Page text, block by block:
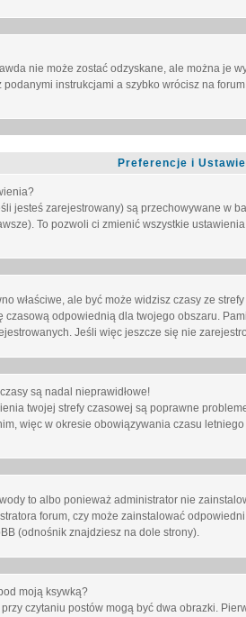
nie może zostać odzyskane, ale można je
podanymi instrukcjami a szybko wrócisz na forum
Preferencje i
jesteś zarejestrowany) są przechowywane w
To pozwoli ci zmienić wszystkie
właściwe, ale być może widzisz czasy ze
czasową odpowiednią dla twojego obszaru.
Jeśli więc jeszcze się nie
są nadal nieprawidłowe!
twojej strefy czasowej są poprawne
więc w okresie obowiązywania czasu
to albo ponieważ administrator nie
forum, czy może zainstalować
(odnośnik znajdziesz na dole strony).
moją ksywką?
czytaniu postów mogą być dwa obrazki.